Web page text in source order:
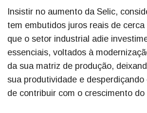
Insistir no aumento da Selic,
tem embutidos juros reais de
que o setor industrial adie
essenciais, voltados à
da sua matriz de produção,
sua produtividade e
de contribuir com o crescimento do